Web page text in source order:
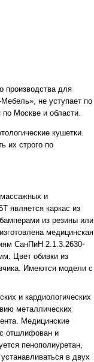
производства для
не уступает по
Москве и области.
кушетки.
их строго по
и
является каркас из
из резины или
медицинская
СанПиН 2.1.3.2630-
Цвет обивки из
Имеются модели с
и кардиологических
металлических
Медицинские
отшлифован и
пенополиуретан,
в двух